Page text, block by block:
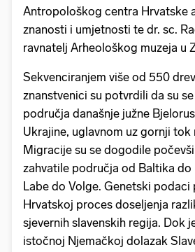
Antropološkog centra Hrvatske
znanosti i umjetnosti te dr. sc.
ravnatelj Arheološkog muzeja u
Sekvenciranjem više od 550
znanstvenici su potvrdili da su
područja današnje južne
Ukrajine, uglavnom uz gornji tok
Migracije su se dogodile
zahvatile područja od Baltika do
Labe do Volge. Genetski podaci
Hrvatskoj proces doseljenja
sjevernih slavenskih regija. Dok
istočnoj Njemačkoj dolazak